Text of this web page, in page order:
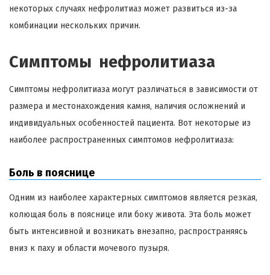
некоторых случаях нефролитиаз может развиться из-за
комбинации нескольких причин.
Симптомы нефролитиаза
Симптомы нефролитиаза могут различаться в зависимости от
размера и местонахождения камня, наличия осложнений и
индивидуальных особенностей пациента. Вот некоторые из
наиболее распространенных симптомов нефролитиаза:
Боль в пояснице
Одним из наиболее характерных симптомов является резкая,
колющая боль в пояснице или боку живота. Эта боль может
быть интенсивной и возникать внезапно, распространяясь
вниз к паху и области мочевого пузыря.